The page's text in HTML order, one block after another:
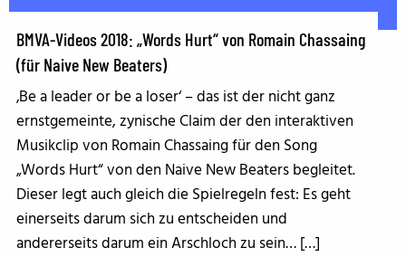
BMVA-Videos 2018: „Words Hurt“ von Romain Chassaing
(für Naive New Beaters)
‚Be a leader or be a loser‘ – das ist der nicht ganz
ernstgemeinte, zynische Claim der den interaktiven
Musikclip von Romain Chassaing für den Song
„Words Hurt“ von den Naive New Beaters begleitet.
Dieser legt auch gleich die Spielregeln fest: Es geht
einerseits darum sich zu entscheiden und
andererseits darum ein Arschloch zu sein… […]